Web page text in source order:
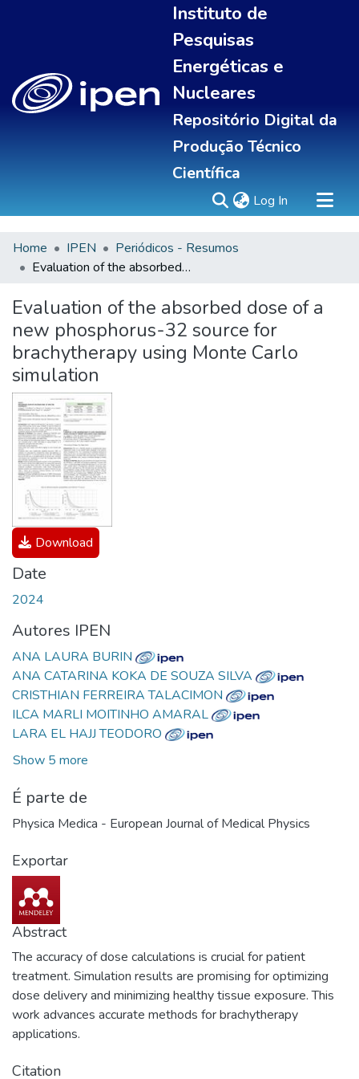
Instituto de
Pesquisas
Energéticas e
Nucleares
Repositório Digital da
Produção Técnico
Científica
Log In (current)
Sobre
All of DSpace
Statistics
Home IPEN
Periódicos - Resumos
Evaluation of the absorbed dose of a new phosphorus-32 source for brachytherapy using Monte Carlo simulation
Evaluation of the absorbed dose of a
new phosphorus-32 source for
brachytherapy using Monte Carlo
simulation
Download
Date
2024
Autores IPEN
ANA LAURA BURIN
ANA CATARINA KOKA DE SOUZA SILVA
CRISTHIAN FERREIRA TALACIMON
ILCA MARLI MOITINHO AMARAL
LARA EL HAJJ TEODORO
Show 5 more
É parte de
Physica Medica - European Journal of Medical Physics
Exportar
Abstract
The accuracy of dose calculations is crucial for patient
treatment. Simulation results are promising for optimizing
dose delivery and minimizing healthy tissue exposure. This
work advances accurate methods for brachytherapy
applications.
Citation